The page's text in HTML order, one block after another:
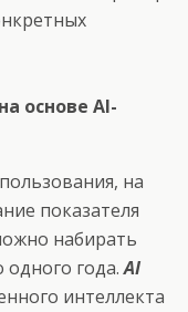
основе AI-
на
показателя
набирать
одного года.AI
интеллекта